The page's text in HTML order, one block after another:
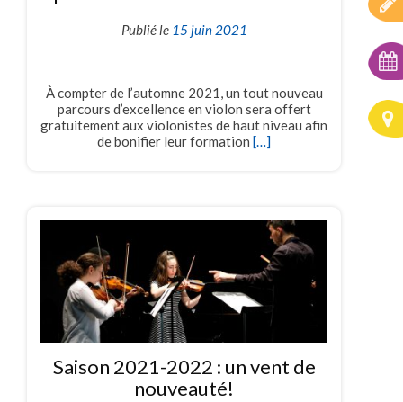
Publié le 15 juin 2021
À compter de l’automne 2021, un tout nouveau
parcours d’excellence en violon sera offert
gratuitement aux violonistes de haut niveau afin
de bonifier leur formation[…]
Saison 2021-2022 : un vent de
nouveauté!